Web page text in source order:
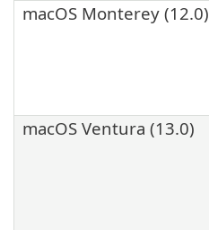
macOS Monterey (12.0)
macOS Ventura (13.0)